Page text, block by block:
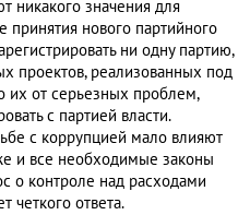
никакого значения для
принятия нового партийного
ни одну партию,
проектов, реализованных под
их от серьезных проблем,
с партией власти.
с коррупцией мало влияют
и все необходимые законы
о контроле над расходами
четкого ответа.